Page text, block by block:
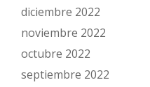
diciembre 2022
noviembre 2022
octubre 2022
septiembre 2022